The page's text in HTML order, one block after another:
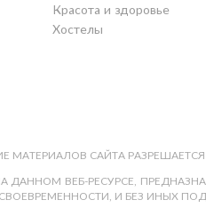
Красота и здоровье
Хостелы
МАТЕРИАЛОВ САЙТА
ДАННОМ ВЕБ-РЕСУРСЕ,
И БЕЗ ИНЫХ